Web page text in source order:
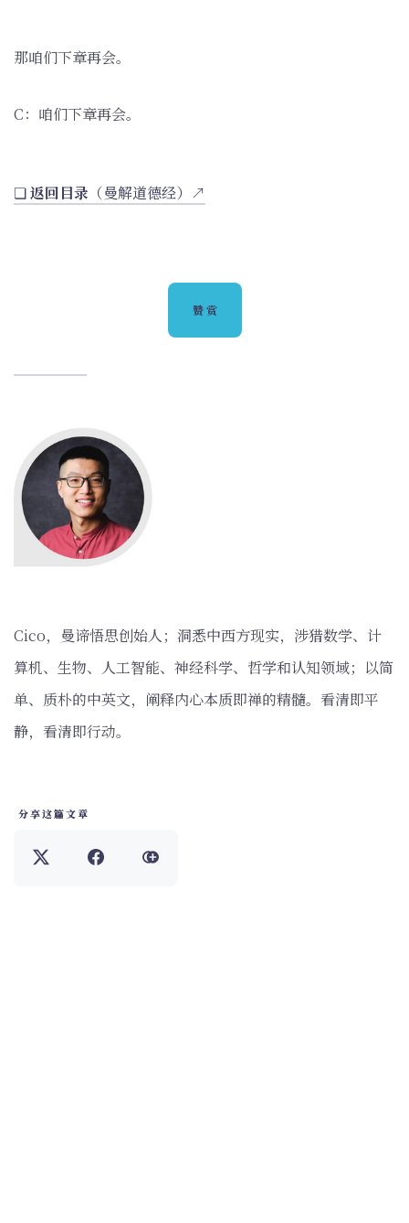
那咱们下章再会。
C：咱们下章再会。
❏返回目录 （曼解道德经）↗
赞赏
‌Cico，曼谛悟思创始人；洞悉中西方现实，涉猎数学、计
算机、生物、人工智能、神经科学、哲学和认知领域；以简
单、质朴的中英文，阐释内心本质即禅的精髓。看清即平
静，看清即行动。
分享这篇文章